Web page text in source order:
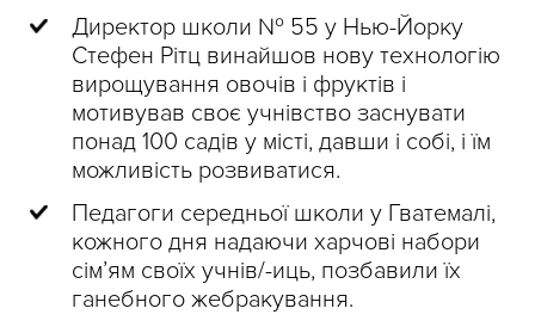
Директор школи № 55 у Нью-Йорку
Стефен Рітц винайшов нову технологію
вирощування овочів і фруктів і
мотивував своє учнівство заснувати
понад 100 садів у місті, давши і собі, і їм
можливість розвиватися.
Педагоги середньої школи у Гватемалі,
кожного дня надаючи харчові набори
сім’ям своїх учнів/-иць, позбавили їх
ганебного жебракування.